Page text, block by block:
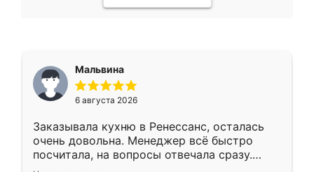
Мальвина
6 августа 2026
Заказывала кухню в Ренессанс, осталась
очень довольна. Менеджер всё быстро
посчитала, на вопросы отвечала сразу.
Замерщик приехал в субботу, подошёл к